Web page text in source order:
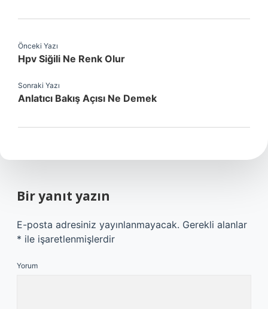
Önceki Yazı
Hpv Siğili Ne Renk Olur
Sonraki Yazı
Anlatıcı Bakış Açısı Ne Demek
Bir yanıt yazın
E-posta adresiniz yayınlanmayacak. Gerekli alanlar
* ile işaretlenmişlerdir
Yorum